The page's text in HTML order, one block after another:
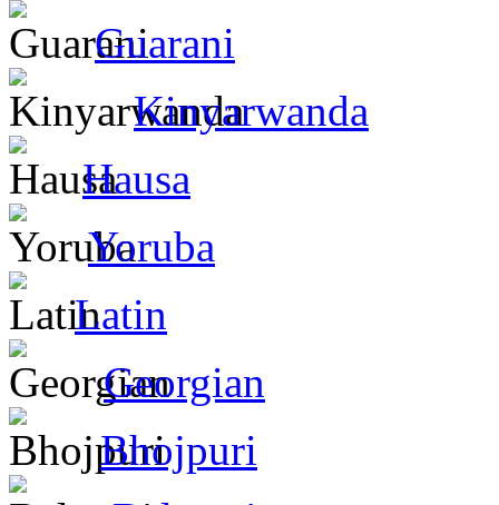
Guarani
Kinyarwanda
Hausa
Yoruba
Latin
Georgian
Bhojpuri